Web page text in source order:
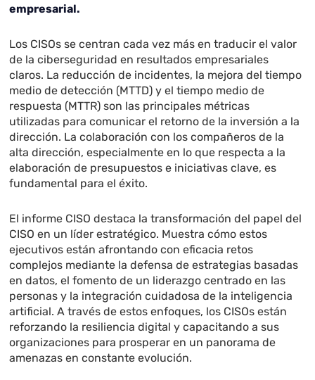
empresarial.
Los CISOs se centran cada vez más en traducir el valor
de la ciberseguridad en resultados empresariales
claros. La reducción de incidentes, la mejora del tiempo
medio de detección (MTTD) y el tiempo medio de
respuesta (MTTR) son las principales métricas
utilizadas para comunicar el retorno de la inversión a la
dirección. La colaboración con los compañeros de la
alta dirección, especialmente en lo que respecta a la
elaboración de presupuestos e iniciativas clave, es
fundamental para el éxito.
El informe CISO destaca la transformación del papel del
CISO en un líder estratégico. Muestra cómo estos
ejecutivos están afrontando con eficacia retos
complejos mediante la defensa de estrategias basadas
en datos, el fomento de un liderazgo centrado en las
personas y la integración cuidadosa de la inteligencia
artificial. A través de estos enfoques, los CISOs están
reforzando la resiliencia digital y capacitando a sus
organizaciones para prosperar en un panorama de
amenazas en constante evolución.